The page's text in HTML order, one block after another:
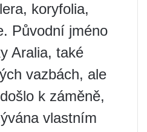
koryfolia,
Původní jméno
Aralia, také
vazbách, ale
k záměně,
vlastním